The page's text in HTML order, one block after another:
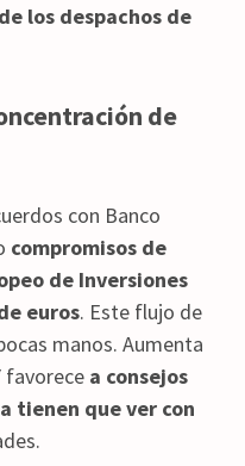
los despachos de
de
con Banco
compromisos de
de Inversiones
euros. Este flujo de
manos. Aumenta
favorece a consejos
tienen que ver con